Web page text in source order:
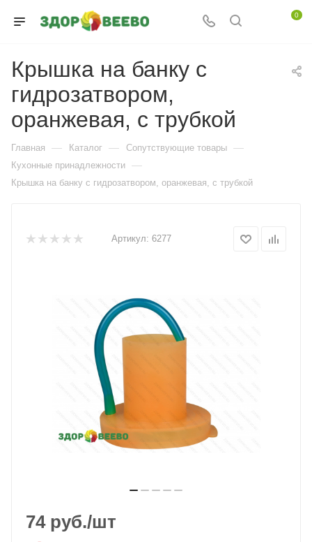
0
Крышка на банку с
гидрозатвором,
оранжевая, с трубкой
Главная — Каталог — Сопутствующие товары —
Кухонные принадлежности —
Крышка на банку с гидрозатвором, оранжевая, с трубкой
Артикул: 6277
74руб./шт